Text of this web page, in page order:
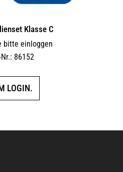
Klasse C
bitte einloggen
86152
LOGIN.